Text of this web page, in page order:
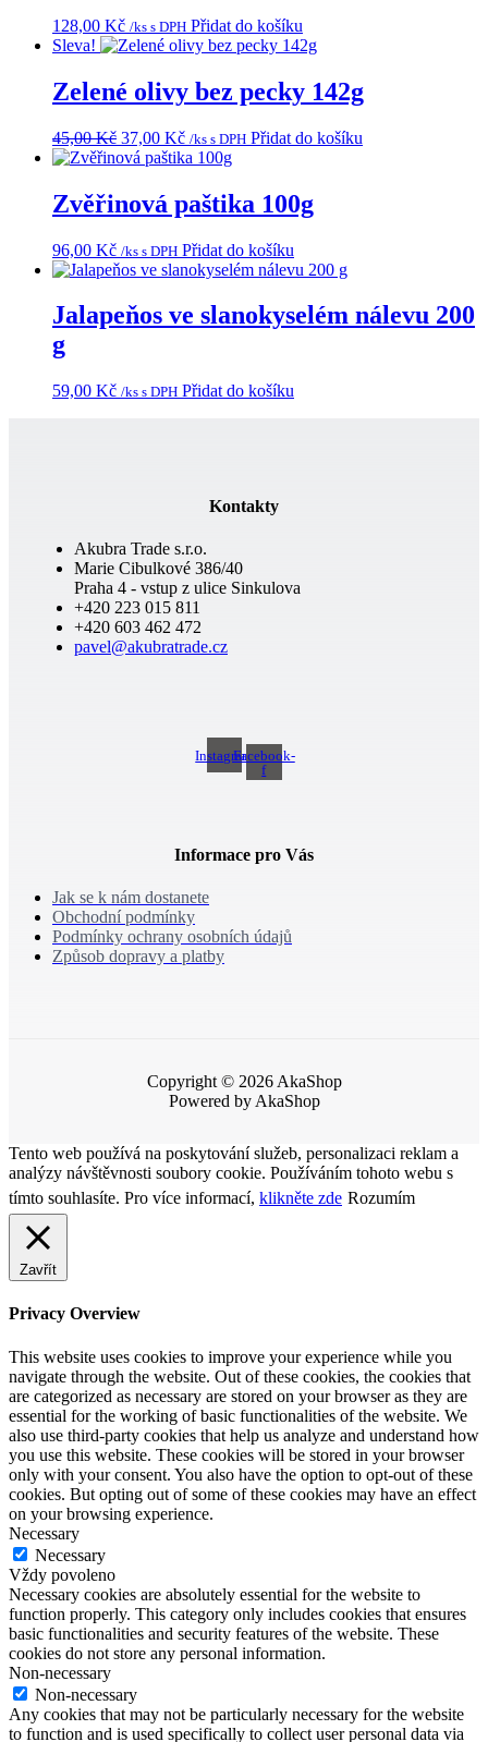
128,00 Kč /ks s DPH Přidat do košíku
Sleva!
Zelené olivy bez pecky 142g
45,00Kč Původní
cena
45,00 Kč.
37,00 KčAktuální
cena
37,00 Kč.
/ks s DPH Přidat do košíku
Zvěřinová paštika 100g
96,00 Kč /ks s DPH Přidat do košíku
Jalapeňos ve slanokyselém nálevu 200
g
59,00 Kč /ks s DPH Přidat do košíku
Kontakty
Akubra Trade s.r.o.
Marie Cibulkové 386/40
Praha 4 - vstup z ulice Sinkulova
+420 223 015 811
+420 603 462 472
pavel@akubratrade.cz
InstagramFacebook-
f
Informace pro Vás
Jak se k nám dostanete
Obchodní podmínky
Podmínky ochrany osobních údajů
Způsob dopravy a platby
Copyright © 2026 AkaShop
Powered by AkaShop
Tento web používá na poskytování služeb, personalizaci reklam a
analýzy návštěvnosti soubory cookie. Používáním tohoto webu s
tímto souhlasíte. Pro více informací, klikněte zde Rozumím
Zavřít
Privacy Overview
This website uses cookies to improve your experience while you
navigate through the website. Out of these cookies, the cookies that
are categorized as necessary are stored on your browser as they are
essential for the working of basic functionalities of the website. We
also use third-party cookies that help us analyze and understand how
you use this website. These cookies will be stored in your browser
only with your consent. You also have the option to opt-out of these
cookies. But opting out of some of these cookies may have an effect
on your browsing experience.
Necessary
Necessary
Vždy povoleno
Necessary cookies are absolutely essential for the website to
function properly. This category only includes cookies that ensures
basic functionalities and security features of the website. These
cookies do not store any personal information.
Non-necessary
Non-necessary
Any cookies that may not be particularly necessary for the website
to function and is used specifically to collect user personal data via